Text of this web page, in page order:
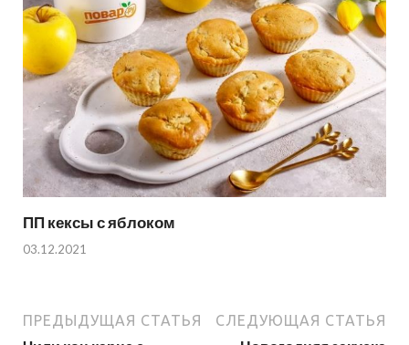
ПП кексы с яблоком
03.12.2021
ПРЕДЫДУЩАЯ СТАТЬЯ СЛЕДУЮЩАЯ СТАТЬЯ